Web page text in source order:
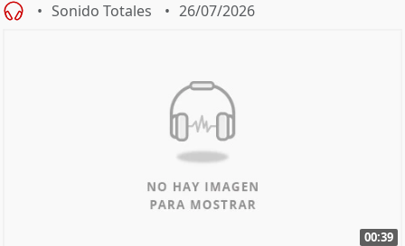
Sonido Totales 26/07/2026
00:39